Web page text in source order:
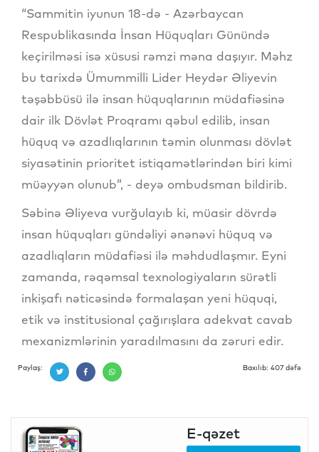
“Sammitin iyunun 18-də - Azərbaycan
Respublikasında İnsan Hüquqları Günündə
keçirilməsi isə xüsusi rəmzi məna daşıyır. Məhz
bu tarixdə Ümummilli Lider Heydər Əliyevin
təşəbbüsü ilə insan hüquqlarının müdafiəsinə
dair ilk Dövlət Proqramı qəbul edilib, insan
hüquq və azadlıqlarının təmin olunması dövlət
siyasətinin prioritet istiqamətlərindən biri kimi
müəyyən olunub”, - deyə ombudsman bildirib.
Səbinə Əliyeva vurğulayıb ki, müasir dövrdə
insan hüquqları gündəliyi ənənəvi hüquq və
azadlıqların müdafiəsi ilə məhdudlaşmır. Eyni
zamanda, rəqəmsal texnologiyaların sürətli
inkişafı nəticəsində formalaşan yeni hüquqi,
etik və institusional çağırışlara adekvat cavab
mexanizmlərinin yaradılmasını da zəruri edir.
Paylaş: Baxılıb: 407 dəfə
E-qəzet